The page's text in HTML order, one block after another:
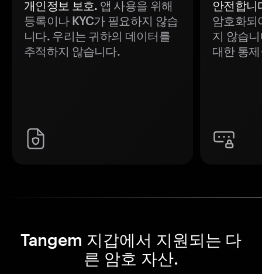
개인정보 보호. 앱 사용을 위해
등록이나 KYC가 필요하지 않습
니다. 우리는 귀하의 데이터를
추적하지 않습니다.
안전합니
암호화되
지 않습
대한 통
Tangem 지갑에서 지원되는 다
른 암호 자산.